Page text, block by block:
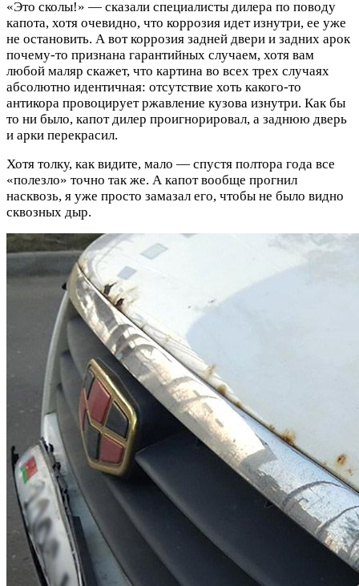
«Это сколы!» — сказали специалисты дилера по поводу
капота, хотя очевидно, что коррозия идет изнутри, ее уже
не остановить. А вот коррозия задней двери и задних арок
почему-то признана гарантийных случаем, хотя вам
любой маляр скажет, что картина во всех трех случаях
абсолютно идентичная: отсутствие хоть какого-то
антикора провоцирует ржавление кузова изнутри. Как бы
то ни было, капот дилер проигнорировал, а заднюю дверь
и арки перекрасил.
Хотя толку, как видите, мало — спустя полтора года все
«полезло» точно так же. А капот вообще прогнил
насквозь, я уже просто замазал его, чтобы не было видно
сквозных дыр.